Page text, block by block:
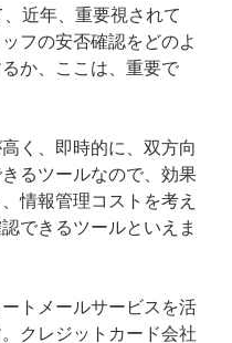
近年、重要視されて
フの安否確認をどのよ
か、ここは、重要で
く、即時的に、双方向
るツールなので、効果
情報管理コストを考え
できるツールといえま
トメールサービスを活
クレジットカード会社